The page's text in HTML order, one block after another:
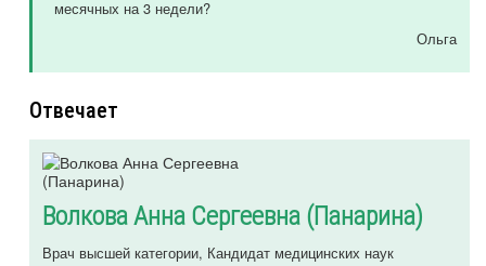
месячных на 3 недели?
Ольга
Отвечает
Волкова Анна Сергеевна (Панарина)
Врач высшей категории, Кандидат медицинских наук